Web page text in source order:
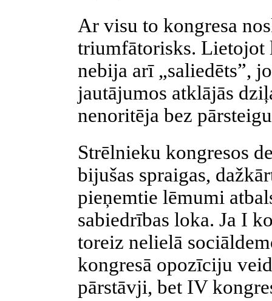
Ar visu to kongresa
triumfātorisks.
nebija arī „saliedēts”,
jautājumos atklājās
nenoritēja bez
Strēlnieku kongresos
bijušas spraigas,
pieņemtie lēmumi
sabiedrības loka. Ja I
toreiz nelielā
kongresā opozīciju
pārstāvji, bet IV